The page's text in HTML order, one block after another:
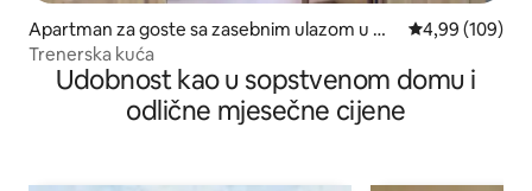
Apartman za goste sa zasebnim ulazom u mj
estu Somerset
prosječna
4,99 (109)
Trenerska kuća
Udobnost kao u sopstvenom domu i
odlične mjesečne cijene